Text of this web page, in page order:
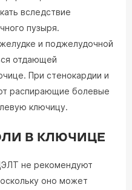
вследствие
пузыря.
и поджелудочной
отдающей
При стенокардии и
распирающие болевые
ключицу.
В КЛЮЧИЦЕ
не рекомендуют
оно может